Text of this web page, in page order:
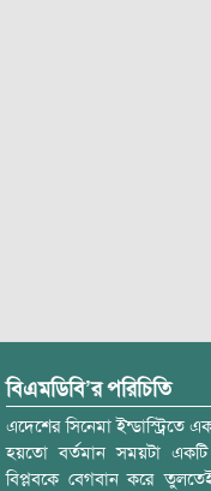
বিএমডিবি’র পরিচিতি
এদেশের সিনেমা ইন্ডাস্ট্রিতে
হয়তো বর্তমান সময়টা
বিপ্লবকে বেগবান করে